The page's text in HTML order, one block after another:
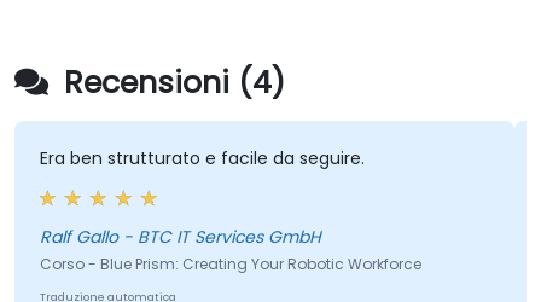
Recensioni (4)
Era ben strutturato e facile da seguire.
Ralf Gallo - BTC IT Services GmbH
Corso - Blue Prism: Creating Your Robotic Workforce
Traduzione automatica